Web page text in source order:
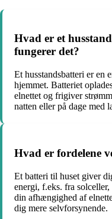
Hvad er et
fungerer det?
Et husstandsbatteri er en
hjemmet. Batteriet
elnettet og frigiver
natten eller på dage med
Hvad er fordelene
Et batteri til huset giver
energi, f.eks. fra
din afhængighed af
dig mere selvforsynende.